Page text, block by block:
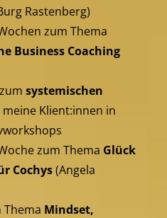
Rastenberg)
zum Thema
Business Coaching
systemischen
Klient:innen in
zum Thema Glück
Cochys(Angela
Thema Mindset,